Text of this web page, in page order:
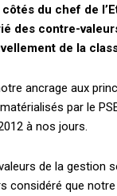
côtés du chef de
des contre-
de la
ancrage aux
par le
à nos jours.
de la gestion
considéré que